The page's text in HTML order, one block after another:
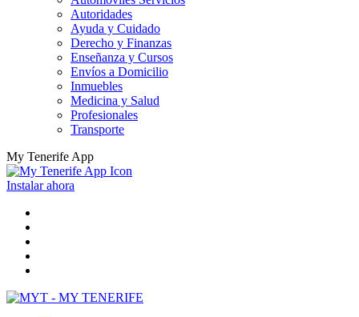
Autoridades
Ayuda y Cuidado
Derecho y Finanzas
Enseñanza y Cursos
Envíos a Domicilio
Inmuebles
Medicina y Salud
Profesionales
Transporte
My Tenerife App
Instalar ahora